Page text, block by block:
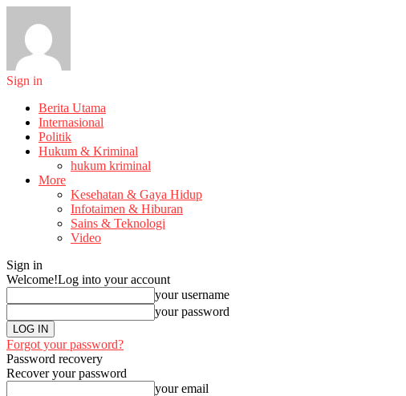
Sign in
Berita Utama
Internasional
Politik
Hukum & Kriminal
hukum kriminal
More
Kesehatan & Gaya Hidup
Infotaimen & Hiburan
Sains & Teknologi
Video
Sign in
Welcome!Log into your account
your username
your password
Forgot your password?
Password recovery
Recover your password
your email